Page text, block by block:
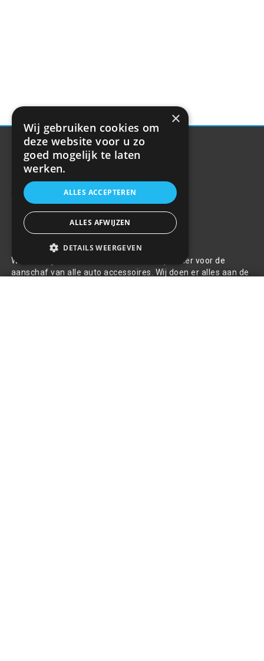
Over ons
Welkom bij R&R Parts Automotive, uw partner voor de
aanschaf van alle auto accessoires. Wij doen er alles aan de
×
Wij gebruiken cookies om
deze website voor u zo
goed mogelijk te laten
werken.
ALLES ACCEPTEREN
ALLES AFWIJZEN
DETAILS WEERGEVEN